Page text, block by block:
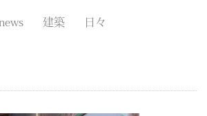
news 建築 日々